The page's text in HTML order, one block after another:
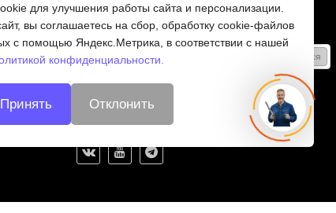
Получайте только полезные статьи!
Подписаться
Согласен на обработку персональных данных
для улучшения работы сайта и персонализации.
вы соглашаетесь на сбор, обработку cookie-файлов
с помощью Яндекс.Метрика, в соответствии с нашей
конфиденциальности.
Принять Отклонить